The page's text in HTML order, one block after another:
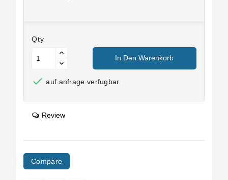
Qty
In Den Warenkorb
 auf anfrage verfugbar
Review
Compare